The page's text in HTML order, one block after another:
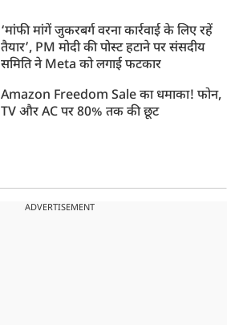
‘मांफी मांगें जुकरबर्ग वरना कार्रवाई के लिए रहें
तैयार’, PM मोदी की पोस्ट हटाने पर संसदीय
समिति ने Meta को लगाई फटकार
Amazon Freedom Sale का धमाका! फोन,
TV और AC पर 80% तक की छूट
ADVERTISEMENT